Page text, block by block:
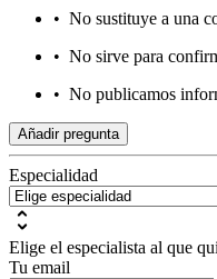
• No sustituye a una
• No sirve para
• No publicamos
Añadir pregunta
Especialidad
Elige el especialista al que
Tu email